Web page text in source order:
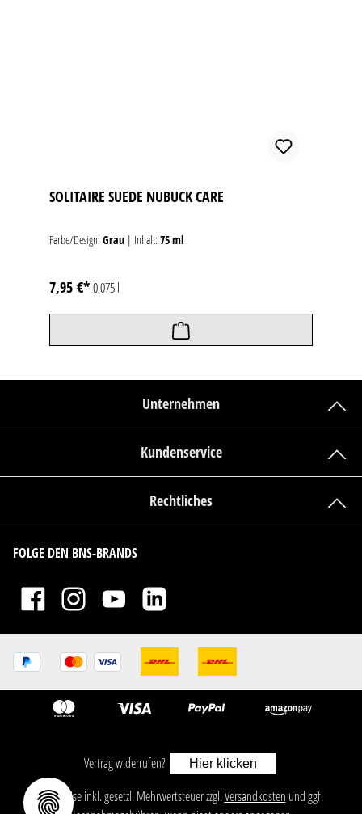
SOLITAIRE SUEDE NUBUCK CARE
Farbe/Design: Grau | Inhalt: 75 ml
7,95 €*0.075 l
Unternehmen
Kundenservice
Rechtliches
FOLGE DEN BNS-BRANDS
Vertrag widerrufen? Hier klicken
ㅤㅤㅤㅤㅤ‎‎‎‎‎Alle Preise inkl. gesetzl. Mehrwertsteuer zzgl.Versandkosten und ggf.